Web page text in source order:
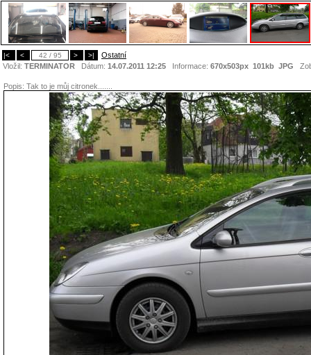
|< < 42 / 95 > >|
Ostatní
Vložil: TERMINATOR Dátum: 14.07.2011 12:25 Informace: 670x503px 101kb JPG
Popis: Tak to je můj citronek.......